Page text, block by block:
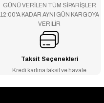
GÜNÜ VERİLEN TÜM SİPARİŞLER
12:00'A KADAR AYNI GÜN KARGOYA
VERİLİR
Taksit Seçenekleri
Kredi kartına taksit ve havale